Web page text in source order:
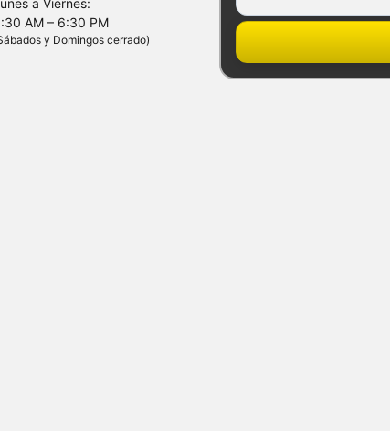
AM – 6:30 PM
y Domingos cerrado)